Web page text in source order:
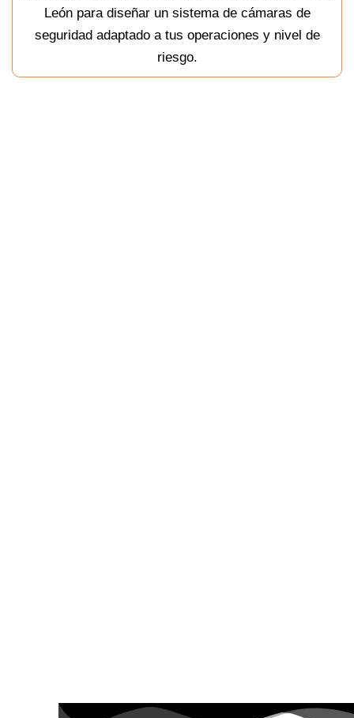
León para diseñar un sistema de cámaras de
seguridad adaptado a tus operaciones y nivel de
riesgo.